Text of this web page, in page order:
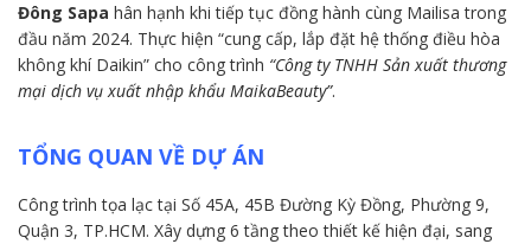
Đông Sapa hân hạnh khi tiếp tục đồng hành cùng Mailisa trong
đầu năm 2024. Thực hiện “cung cấp, lắp đặt hệ thống điều hòa
không khí Daikin” cho công trình “Công ty TNHH Sản xuất thương
mại dịch vụ xuất nhập khẩu MaikaBeauty”.
TỔNG QUAN VỀ DỰ ÁN
Công trình tọa lạc tại Số 45A, 45B Đường Kỳ Đồng, Phường 9,
Quận 3, TP.HCM. Xây dựng 6 tầng theo thiết kế hiện đại, sang